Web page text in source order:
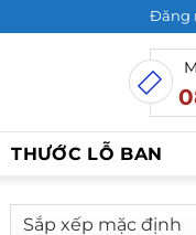
Đăng
THƯỚC LỖ BAN